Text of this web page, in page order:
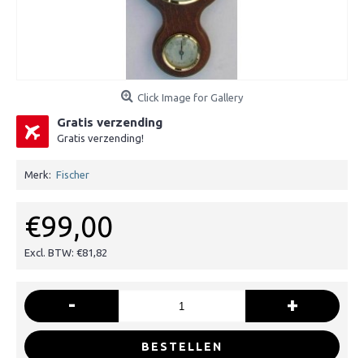
Click Image for Gallery
Gratis verzending
Gratis verzending!
Merk: Fischer
€99,00
Excl. BTW: €81,82
- +
BESTELLEN